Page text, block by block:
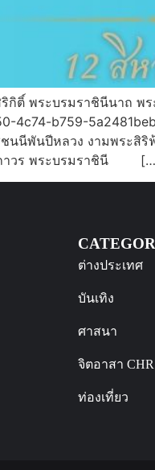
ริกิติ์ พระบรมราชินีนาถ
b759-
มราชชนนีพันปีหลวง
ร พระบรมราชินี
ต่างประเทศ
บันเทิง
ศาสนา
จิตอาสา CHR
ท่องเที่ยว